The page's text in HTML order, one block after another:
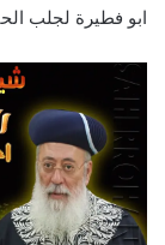
ابو فطيرة لجلب